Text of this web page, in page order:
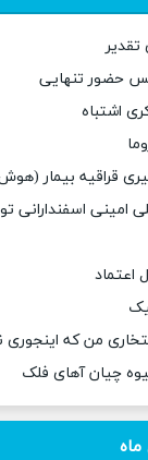
تقدیر
حضور تنهایی
اشتباه
قراقیه بیمار
امینی اسفندارانی
اعتماد
من که اینجوری
چیان آهای فلک
ماه